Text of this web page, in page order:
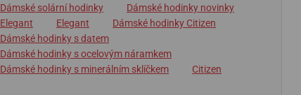
Dámské solární hodinky
Dámské hodinky novinky
Elegant
Elegant
Dámské hodinky Citizen
Dámské hodinky s datem
Dámské hodinky s ocelovým náramkem
Dámské hodinky s minerálním sklíčkem
Citizen